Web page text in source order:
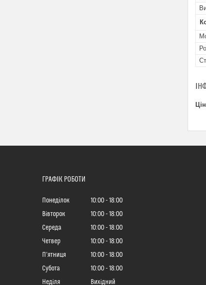
ГРАФІК РОБОТИ
Понеділок 10:00
18:00
Вівторок
10:00
18:00
Середа
10:00
18:00
Четвер
10:00
18:00
Пʼятниця
10:00
18:00
Субота
10:00
18:00
Неділя
Вихідний